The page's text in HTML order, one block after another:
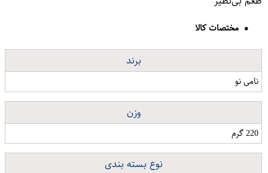
مختصات کالا
برند
نامی نو
وزن
220 گرم
نوع بسته بندی